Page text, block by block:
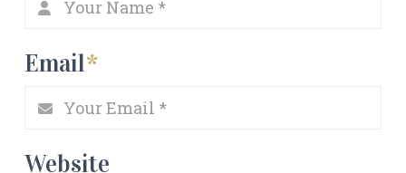
Email*
Website